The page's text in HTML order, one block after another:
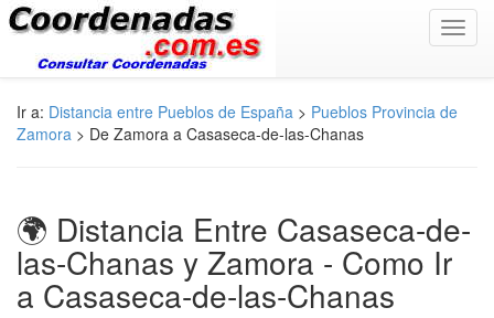
Ir a: Distancia entre Pueblos de España > Pueblos Provincia de
Zamora > De Zamora a Casaseca-de-las-Chanas
🌍 Distancia Entre Casaseca-de-
las-Chanas y Zamora - Como Ir
a Casaseca-de-las-Chanas